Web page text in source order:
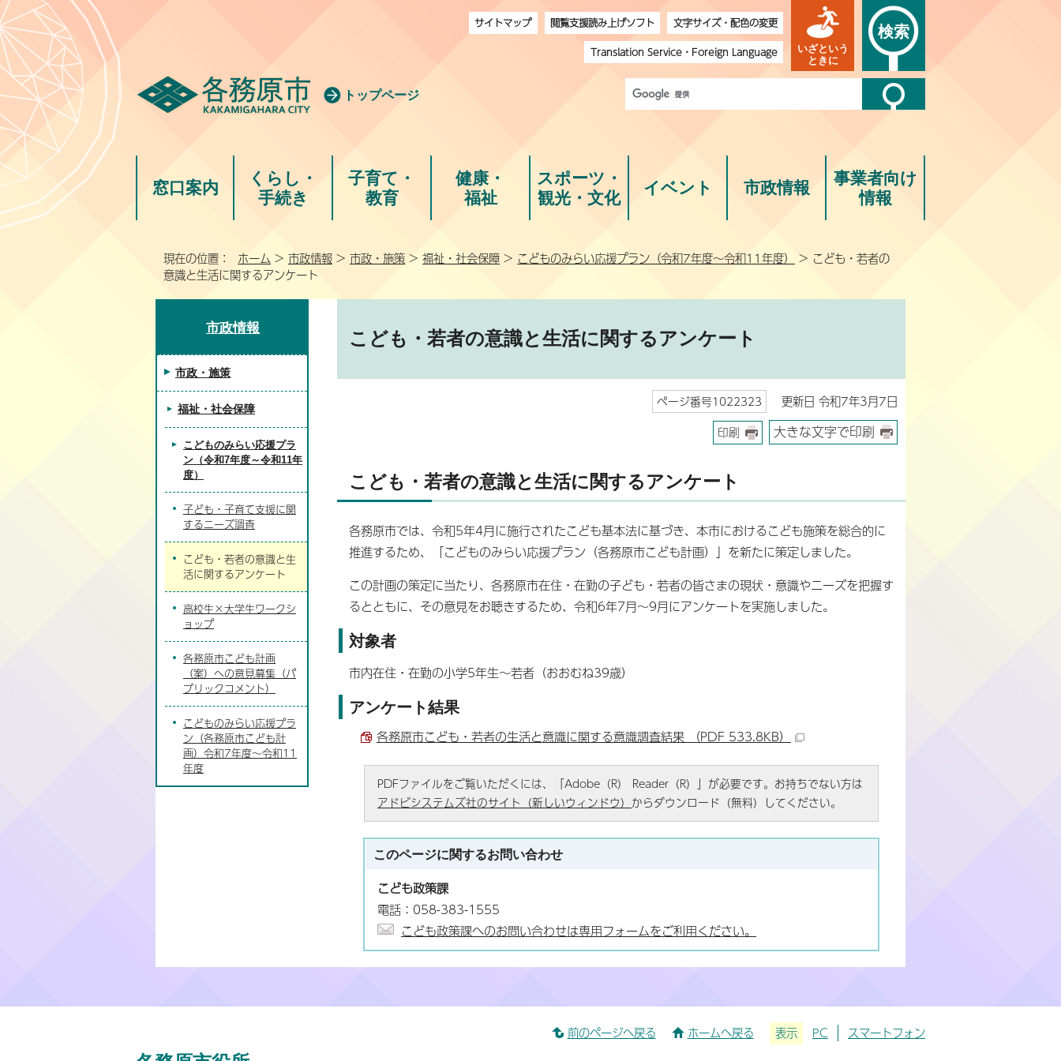
トップページ
サイトマップ 閲覧支援読み上げソフト
文字サイズ・配色の変更
Translation Service・ Foreign Language
いざという
ときに
検索
窓口案内
くらし・
手続き
子育て・
教育
健康・
福祉
スポーツ・
観光・文化
イベント 市政情報
事業者向け
情報
現在の位置： ホーム > 市政情報 > 市政・施策 > 福祉・社会保障 > こどものみらい応援プラン（令和7年度～令和11年度）
> こども・若者の
意識と生活に関するアンケート
こども・若者の意識と生活に関するアンケート
ページ番号1022323 更新日 令和7年3月7日
印刷 大きな文字で印刷
こども・若者の意識と生活に関するアンケート
各務原市では、令和5年4月に施行されたこども基本法に基づき、本市におけるこども施策を総合的に
推進するため、「こどものみらい応援プラン（各務原市こども計画）」を新たに策定しました。
この計画の策定に当たり、各務原市在住・在勤の子ども・若者の皆さまの現状・意識やニーズを把握す
るとともに、その意見をお聴きするため、令和6年7月～9月にアンケートを実施しました。
対象者
市内在住・在勤の小学5年生～若者（おおむね39歳）
アンケート結果
各務原市こども・若者の生活と意識に関する意識調査結果 （PDF 533.8KB）
PDFファイルをご覧いただくには、「Adobe（R） Reader（R）」が必要です。お持ちでない方は
アドビシステムズ社のサイト（新しいウィンドウ） からダウンロード（無料）してください。
このページに関するお問い合わせ
こども政策課
電話：058-383-1555
こども政策課へのお問い合わせは専用フォームをご利用ください。
市政情報
市政・施策
福祉・社会保障
こどものみらい応援プラ
ン（令和7年度～令和11年
度）
子ども・子育て支援に関
するニーズ調査
こども・若者の意識と生
活に関するアンケート
高校生×大学生ワークシ
ョップ
各務原市こども計画
（案）への意見募集（パ
ブリックコメント）
こどものみらい応援プラ
ン（各務原市こども計
画）令和7年度～令和11
年度
前のページへ戻る ホームへ戻る 表示 PC スマートフォン